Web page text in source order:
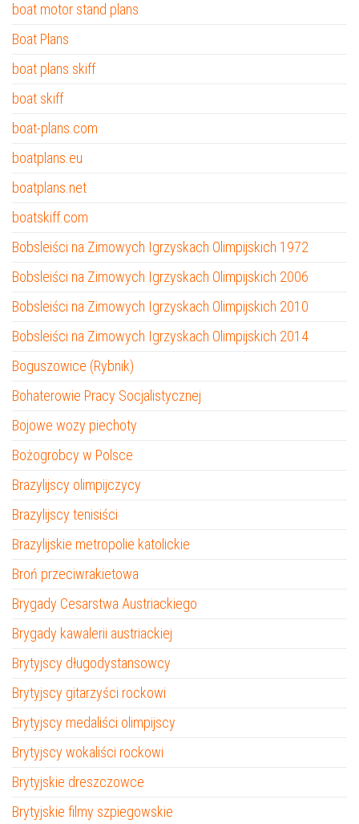
boat motor stand plans
Boat Plans
boat plans skiff
boat skiff
boat-plans.com
boatplans.eu
boatplans.net
boatskiff.com
Bobsleiści na Zimowych Igrzyskach Olimpijskich 1972
Bobsleiści na Zimowych Igrzyskach Olimpijskich 2006
Bobsleiści na Zimowych Igrzyskach Olimpijskich 2010
Bobsleiści na Zimowych Igrzyskach Olimpijskich 2014
Boguszowice (Rybnik)
Bohaterowie Pracy Socjalistycznej
Bojowe wozy piechoty
Bożogrobcy w Polsce
Brazylijscy olimpijczycy
Brazylijscy tenisiści
Brazylijskie metropolie katolickie
Broń przeciwrakietowa
Brygady Cesarstwa Austriackiego
Brygady kawalerii austriackiej
Brytyjscy długodystansowcy
Brytyjscy gitarzyści rockowi
Brytyjscy medaliści olimpijscy
Brytyjscy wokaliści rockowi
Brytyjskie dreszczowce
Brytyjskie filmy szpiegowskie